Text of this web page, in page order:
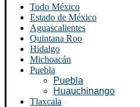
Todo México
Estado de México
Aguascalientes
Quintana Roo
Hidalgo
Michoacán
Puebla
Puebla
Huauchinango
Tlaxcala